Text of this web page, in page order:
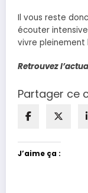
Il vous reste
écouter
vivre pleinement
Retrouvez
Partager ce
J’aime ça :